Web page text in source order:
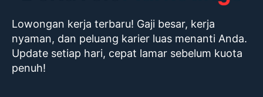
Lowongan kerja terbaru! Gaji besar, kerja
nyaman, dan peluang karier luas menanti Anda.
Update setiap hari, cepat lamar sebelum kuota
penuh!